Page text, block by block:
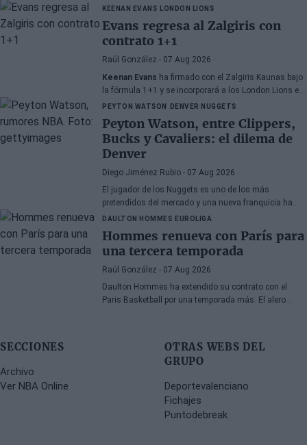
Mundet, la sección azulgrana ingresó cerca de tres
millones de euros procedentes de salidas de
jugadores, a pesar de un proceso de transferencias
marcado por la incertidumbre y los cambios de última
hora.
KEENAN EVANS LONDON LIONS
Evans regresa al Zalgiris con
contrato 1+1
Raúl González - 07 Aug 2026
Keenan Evans ha firmado con el Zalgiris Kaunas bajo
la fórmula 1+1 y se incorporará a los London Lions en
calidad de cedido durante la temporada 2026/27. El
base estadounidense continúa su proceso de
recuperación tras las lesiones sufridas en los últimos
meses.
PEYTON WATSON DENVER NUGGETS
Peyton Watson, entre Clippers,
Bucks y Cavaliers: el dilema de
Denver
Diego Jiménez Rubio - 07 Aug 2026
El jugador de los Nuggets es uno de los más
pretendidos del mercado y una nueva franquicia ha
entrado en la puja.
DAULTON HOMMES EUROLIGA
Hommes renueva con París para
una tercera temporada
Raúl González - 07 Aug 2026
Daulton Hommes ha extendido su contrato con el
Paris Basketball por una temporada más. El alero
SECCIONES
Archivo
Ver NBA Online
OTRAS WEBS DEL
GRUPO
Deportevalenciano
Fichajes
Puntodebreak